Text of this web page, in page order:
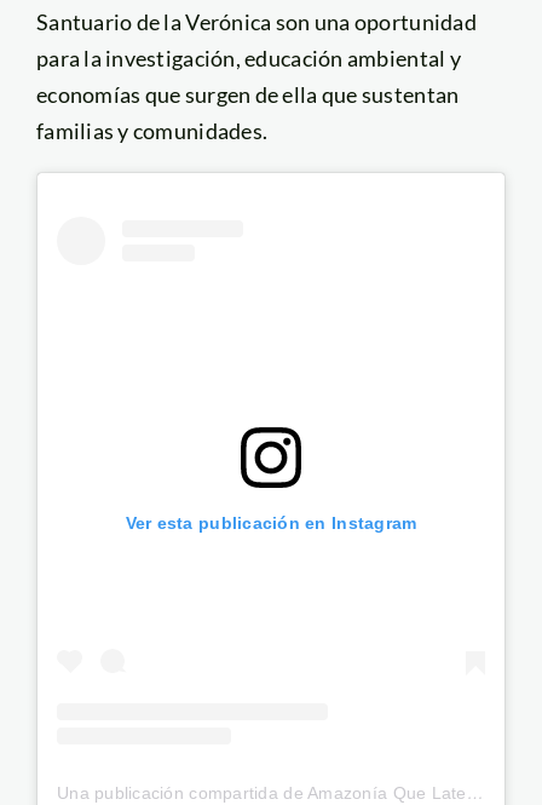
Santuario de la Verónica son una oportunidad
para la investigación, educación ambiental y
economías que surgen de ella que sustentan
familias y comunidades.
Ver esta publicación en Instagram
Una publicación compartida de Amazonía Que Late (@amazonia_que_late)